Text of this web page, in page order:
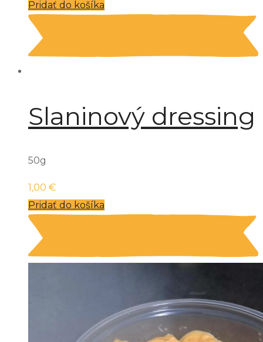
Pridať do košíka
Slaninový dressing
50g
1,00 €
Pridať do košíka